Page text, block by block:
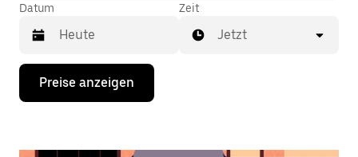
Datum
Drücke
Nach-
Zeit
Jetzt
Preise anzeigen